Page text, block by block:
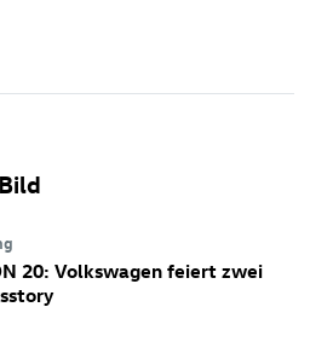
20: Volkswagen feiert zwei